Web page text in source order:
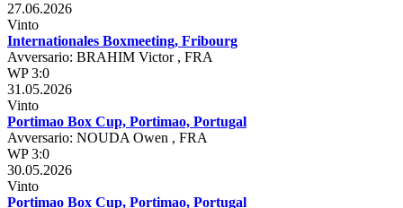
27.06.2026
Vinto
Internationales Boxmeeting, Fribourg
Avversario: BRAHIM Victor , FRA
WP 3:0
31.05.2026
Vinto
Portimao Box Cup, Portimao, Portugal
Avversario: NOUDA Owen , FRA
WP 3:0
30.05.2026
Vinto
Portimao Box Cup, Portimao, Portugal